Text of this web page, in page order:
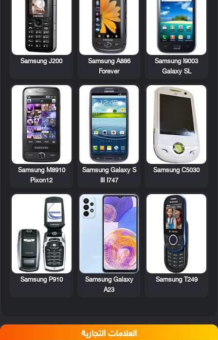
Samsung I9003
Galaxy SL
Samsung A886
Forever
Samsung J200
Samsung C5030
Samsung Galaxy S
III I747
Samsung M8910
Pixon12
Samsung T249
Samsung Galaxy
A23
Samsung P910
العلامات التجارية